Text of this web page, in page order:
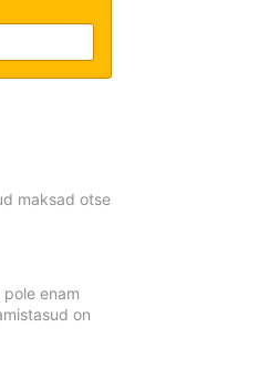
maksad otse
enam
on